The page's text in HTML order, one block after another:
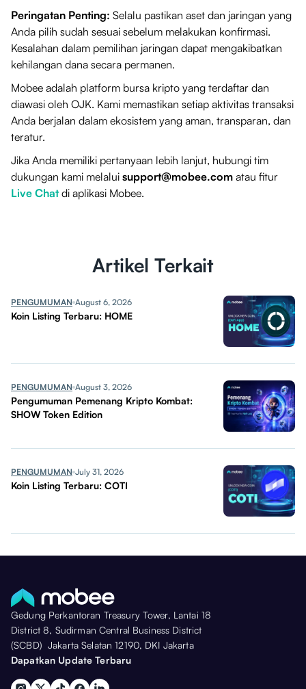
Peringatan Penting: Selalu pastikan aset dan jaringan yang
Anda pilih sudah sesuai sebelum melakukan konfirmasi.
Kesalahan dalam pemilihan jaringan dapat mengakibatkan
kehilangan dana secara permanen.
Mobee adalah platform bursa kripto yang terdaftar dan
diawasi oleh OJK. Kami memastikan setiap aktivitas transaksi
Anda berjalan dalam ekosistem yang aman, transparan, dan
teratur.
Jika Anda memiliki pertanyaan lebih lanjut, hubungi tim
dukungan kami melalui support@mobee.com atau fitur
Live Chatdi aplikasi Mobee.
Artikel Terkait
PENGUMUMAN August 6, 2026
Koin Listing Terbaru: HOME
PENGUMUMAN August 3, 2026
Pengumuman Pemenang Kripto Kombat:
SHOW Token Edition
PENGUMUMAN July 31, 2026
Koin Listing Terbaru: COTI
Gedung Perkantoran Treasury Tower, Lantai 18
District 8, Sudirman Central Business District
(SCBD) Jakarta Selatan 12190, DKI Jakarta
Dapatkan Update Terbaru